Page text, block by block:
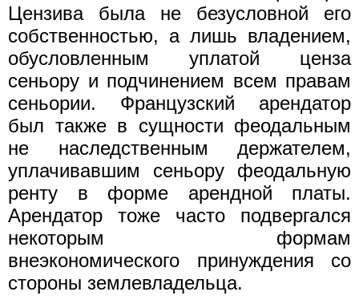
Цензива была не безусловной его
собственностью, а лишь владением,
обусловленным уплатой ценза
сеньору и подчинением всем правам
сеньории. Французский арендатор
был также в сущности феодальным
не наследственным держателем,
уплачивавшим сеньору феодальную
ренту в форме арендной платы.
Арендатор тоже часто подвергался
некоторым формам
внеэкономического принуждения со
стороны землевладельца.